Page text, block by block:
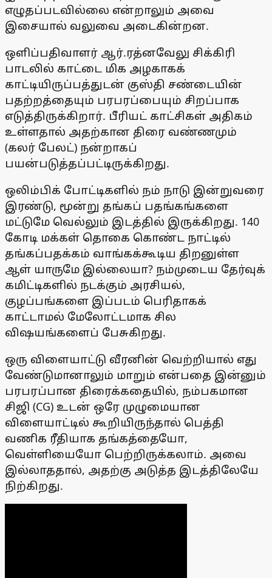
எழுதப்படவில்லை என்றாலும் அவை
இசையால் வலுவை அடைகின்றன.
ஒளிப்பதிவாளர் ஆர்.ரத்னவேலு சிக்கிரி
பாடலில் காட்டை மிக அழகாகக்
காட்டியிருப்பத்துடன் குஸ்தி சண்டையின்
பதற்றத்தையும் பரபரப்பையும் சிறப்பாக
எடுத்திருக்கிறார். பீரியட் காட்சிகள் அதிகம்
உள்ளதால் அதற்கான திரை வண்ணமும்
(கலர் பேலட்) நன்றாகப்
பயன்படுத்தப்பட்டிருக்கிறது.
ஒலிம்பிக் போட்டிகளில் நம் நாடு இன்றுவரை
இரண்டு, மூன்று தங்கப் பதங்கங்களை
மட்டுமே வெல்லும் இடத்தில் இருக்கிறது. 140
கோடி மக்கள் தொகை கொண்ட நாட்டில்
தங்கப்பதக்கம் வாங்கக்கூடிய திறனுள்ள
ஆள் யாருமே இல்லையா? நம்முடைய தேர்வுக்
கமிட்டிகளில் நடக்கும் அரசியல்,
குழப்பங்களை இப்படம் பெரிதாகக்
காட்டாமல் மேலோட்டமாக சில
விஷயங்களைப் பேசுகிறது.
ஒரு விளையாட்டு வீரனின் வெற்றியால் எது
வேண்டுமானாலும் மாறும் என்பதை இன்னும்
பரபரப்பான திரைக்கதையில், நம்பகமான
சிஜி (CG) உடன் ஒரே முழுமையான
விளையாட்டில் கூறியிருந்தால் பெத்தி
வணிக ரீதியாக தங்கத்தையோ,
வெள்ளியையோ பெற்றிருக்கலாம். அவை
இல்லாததால், அதற்கு அடுத்த இடத்திலேயே
நிற்கிறது.